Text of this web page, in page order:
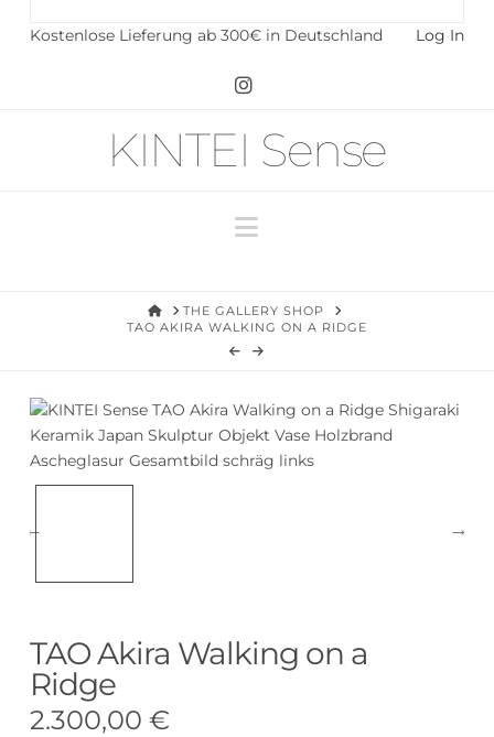
Kostenlose Lieferung ab 300€ in Deutschland Log In
KINTEI Sense
Navigation
HOMETHE GALLERY SHOP
TAO AKIRA WALKING ON A RIDGE
TAO Akira Walking on a
Ridge
2.300,00 €